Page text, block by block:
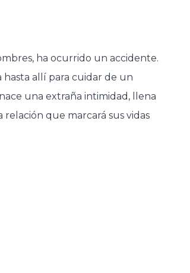
ha ocurrido un accidente.
hasta allí para cuidar de un
una extraña intimidad, llena
que marcará sus vidas